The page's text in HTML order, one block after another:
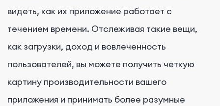
видеть, как их приложение работает с
течением времени. Отслеживая такие вещи,
как загрузки, доход и вовлеченность
пользователей, вы можете получить четкую
картину производительности вашего
приложения и принимать более разумные